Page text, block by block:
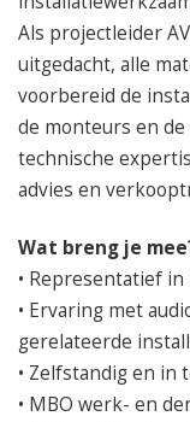
Als projectleider
uitgedacht, alle
voorbereid de
de monteurs en
technische
advies en
Wat breng je
• Representatief
• Ervaring met
gerelateerde
• Zelfstandig en in
• MBO werk- en